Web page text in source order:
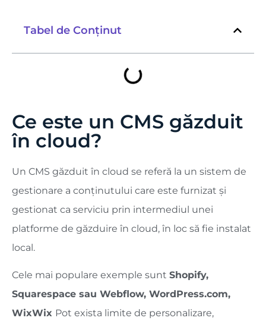
Tabel de Conținut
Ce este un CMS găzduit
în cloud?
Un CMS găzduit în cloud se referă la un sistem de
gestionare a conținutului care este furnizat și
gestionat ca serviciu prin intermediul unei
platforme de găzduire în cloud, în loc să fie instalat
local.
Cele mai populare exemple sunt Shopify,
Squarespace sau Webflow, WordPress.com,
WixWix Pot exista limite de personalizare,